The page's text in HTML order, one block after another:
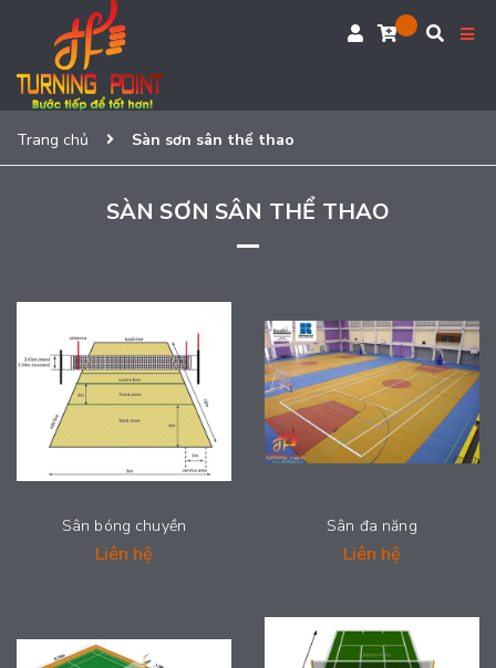
Trang chủ Sàn sơn sân thể thao
SÀN SƠN SÂN THỂ THAO
Sân bóng chuyền
Liên hệ
Sân đa năng
Liên hệ